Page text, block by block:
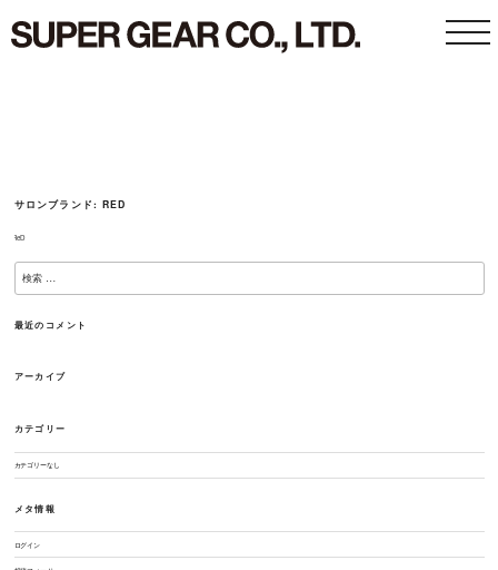
toggle
サロンブランド: RED
ReD
検
最近のコメント
アーカイブ
カテゴリー
カテゴリーなし
メタ情報
ログイン